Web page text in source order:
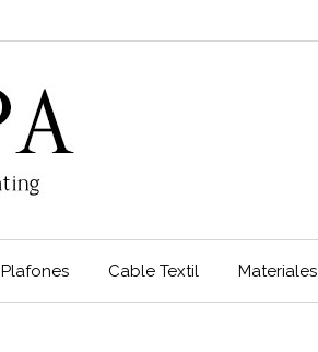
Plafones Cable Textil Materiales